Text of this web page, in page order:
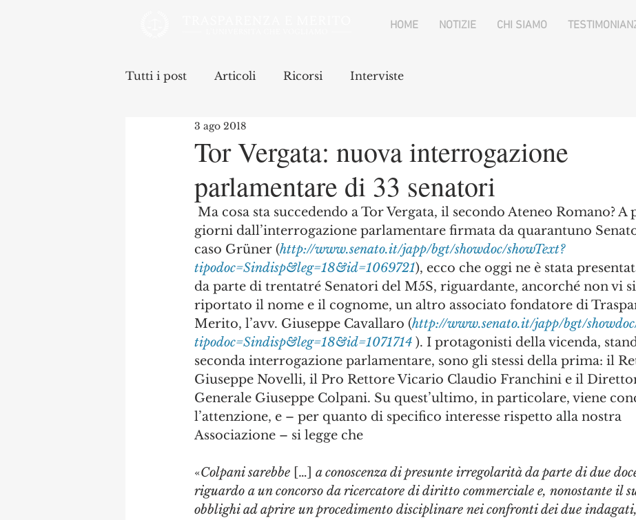
HOME NOTIZIE CHI SIAMO
Tutti i post Articoli Ricorsi Interviste
Tor Vergata: nuova interrogazione
parlamentare di 33 senatori
3 ago 2018
giorni dall’interrogazione parlamentare firmata da quarantuno
caso Grüner (http://www.senato.it/japp/bgt/showdoc/showText?
tipodoc=Sindisp&leg=18&id=1069721), ecco che oggi ne è stata
da parte di trentatré Senatori del M5S, riguardante, ancorché non vi
riportato il nome e il cognome, un altro associato fondatore di
Merito, l’avv. Giuseppe Cavallaro (http://www.senato.it/japp/bgt/
tipodoc=Sindisp&leg=18&id=1071714 ). I protagonisti della vicenda,
seconda interrogazione parlamentare, sono gli stessi della prima: il
Giuseppe Novelli, il Pro Rettore Vicario Claudio Franchini e il
Generale Giuseppe Colpani. Su quest’ultimo, in particolare, viene
l’attenzione, e – per quanto di specifico interesse rispetto alla nostra
Associazione – si legge che
«Colpani sarebbe […] a conoscenza di presunte irregolarità da parte di due
riguardo a un concorso da ricercatore di diritto commerciale e, nonostante il
obblighi ad aprire un procedimento disciplinare nei confronti dei due